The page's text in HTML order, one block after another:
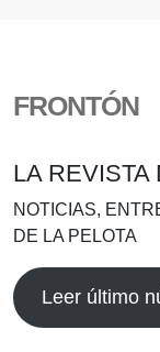
FRONTÓN
LA REVISTA
NOTICIAS,
DE LA PELOTA
Leer último